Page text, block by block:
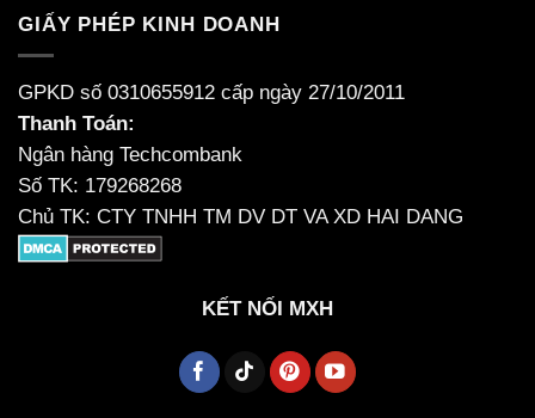
GIẤY PHÉP KINH DOANH
GPKD số 0310655912 cấp ngày 27/10/2011
Thanh Toán:
Ngân hàng Techcombank
Số TK: 179268268
Chủ TK: CTY TNHH TM DV DT VA XD HAI DANG
KẾT NỐI MXH